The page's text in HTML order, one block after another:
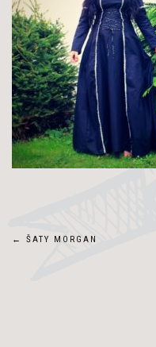
Navigace
← ŠATY MORGAN